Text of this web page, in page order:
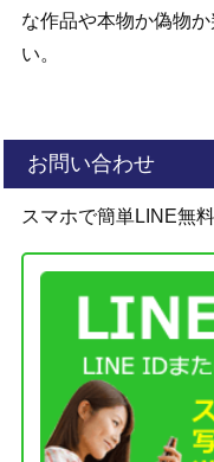
な作品や本物か偽物
い。
お問い合わせ
スマホで簡単LINE無